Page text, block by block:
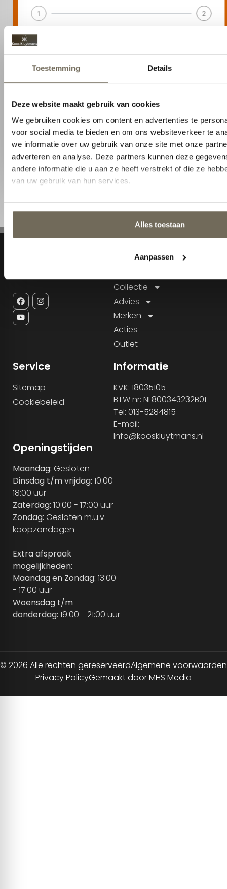
Selecteer
Stel uw vraag (optioneel)
Volgende
Navigatie
Collectie
Advies
Merken
Acties
Outlet
Service
Sitemap
Cookiebeleid
Informatie
KVK: 18035105
BTW nr: NL800343232B01
Tel: 013-5284815
E-mail:
Info@kooskluytmans.nl
Openingstijden
Maandag: Gesloten
Dinsdag t/m vrijdag: 10:00 -
18:00 uur
Zaterdag: 10:00 - 17:00 uur
Zondag: Gesloten m.u.v.
koopzondagen
Extra afspraak
mogelijkheden:
Maandag en Zondag: 13:00
- 17:00 uur
Woensdag t/m
donderdag: 19:00 - 21:00 uur
© 2026 Alle rechten gereserveerdAlgemene voorwaarden
Privacy PolicyGemaakt door MHS Media